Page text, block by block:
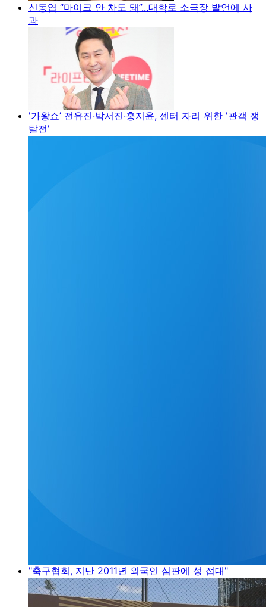
신동엽 “마이크 안 차도 돼”...대학로 소극장 발언에 사
과
'가왕쇼’ 전유진·박서진·홍지윤, 센터 자리 위한 '관객 쟁
탈전'
"축구협회, 지난 2011년 외국인 심판에 성 접대"